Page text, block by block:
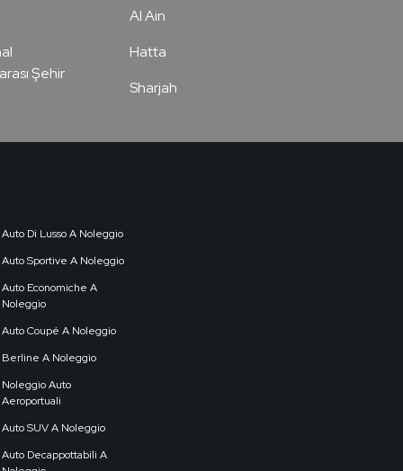
Şehir
Al Ain
Hatta
Sharjah
Auto Di Lusso A Noleggio
Auto Sportive A Noleggio
Auto Economiche A
Noleggio
Auto Coupé A Noleggio
Berline A Noleggio
Noleggio Auto
Aeroportuali
Auto SUV A Noleggio
Auto Decappottabili A